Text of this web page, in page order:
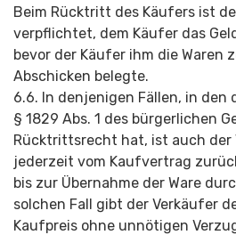
Beim Rücktritt des Käufers ist
verpflichtet, dem Käufer das
bevor der Käufer ihm die Waren
Abschicken belegte.
6.6. In denjenigen Fällen, in den
§ 1829 Abs. 1 des bürgerlichen
Rücktrittsrecht hat, ist auch der
jederzeit vom Kaufvertrag
bis zur Übernahme der Ware
solchen Fall gibt der Verkäufer
Kaufpreis ohne unnötigen